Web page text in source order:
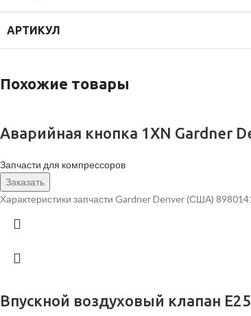
АРТИКУЛ
Похожие товары
Аварийная кнопка 1XN Gardner
Запчасти для компрессоров
Заказать
Характеристики запчасти Gardner Denver (США)
Впускной воздуховый клапан